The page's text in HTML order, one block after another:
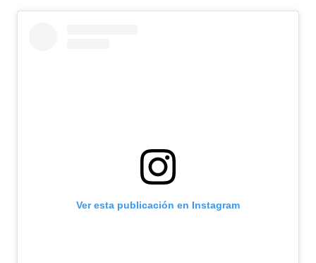
Ver esta publicación en Instagram